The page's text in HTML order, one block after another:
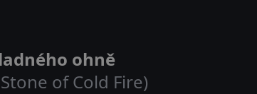
ohně
of Cold Fire)